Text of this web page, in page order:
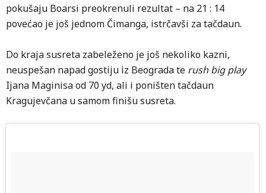
pokušaju Boarsi preokrenuli rezultat – na 21 : 14
povećao je još jednom Čimanga, istrčavši za tačdaun.
Do kraja susreta zabeleženo je još nekoliko kazni,
neuspešan napad gostiju iz Beograda te rush big play
Ijana Maginisa od 70 yd, ali i poništen tačdaun
Kragujevčana u samom finišu susreta.